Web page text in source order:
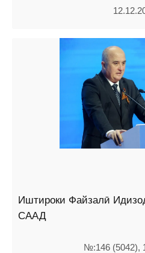
Иштироки Файзалӣ
СААД
№:146 (5042),